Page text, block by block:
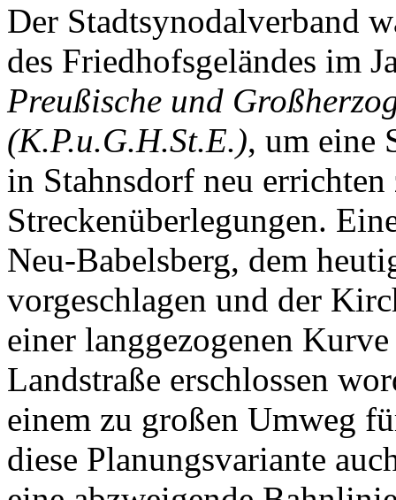
Der Stadtsynodalverband
des Friedhofsgeländes im
Preußische und
(K.P.u.G.H.St.E.), um eine
in Stahnsdorf neu
Streckenüberlegungen.
Neu-Babelsberg, dem
vorgeschlagen und der
einer langgezogenen
Landstraße erschlossen
einem zu großen Umweg
diese Planungsvariante